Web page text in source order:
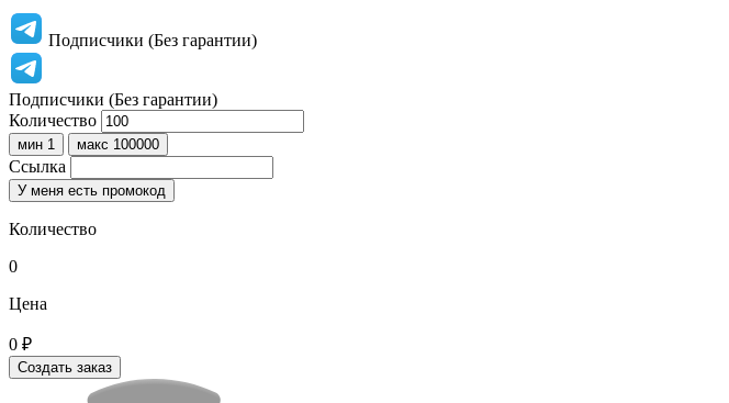
Подписчики (Без гарантии)
Подписчики (Без гарантии)
Количество
мин 1 макс 100000
Ссылка
У меня есть промокод
Количество
0
Цена
0 ₽
Создать заказ